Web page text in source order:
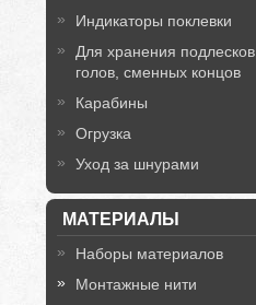
Индикаторы поклевки
Для хранения подлесков,
голов, сменных концов
Карабины
Огрузка
Уход за шнурами
МАТЕРИАЛЫ
Наборы материалов
Монтажные нити